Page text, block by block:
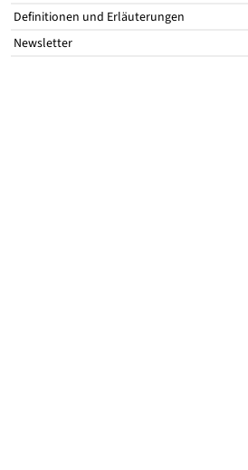
Definitionen und Erläuterungen
Newsletter